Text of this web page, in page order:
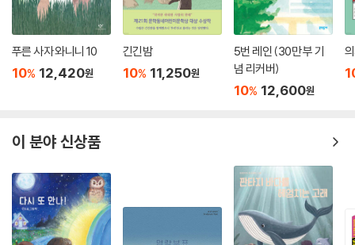
스 산맥으로 험난한 여행을 떠나기도 했다.
또 4000년 이상의 역사를 지닌 수많은 그리스 사원들을 일일이 방문하
고, 거대한 멕시코 피라미드를 직접 오르기도 했다.
〈고고학 탐정 카이로 짐〉 시리즈를 엮기 위해 수많은 모험과 고고학자들을
만나 인터뷰한 작가의 노력 끝에 독자들은 쉽게 얻을 수 없는 고고학의 정
푸른 사자 와니니 10
10% 12,420원
긴긴밤
10% 11,250원
5번 레인 (30만 부 기
념 리커버)
10% 12,600원
이 분야 신상품